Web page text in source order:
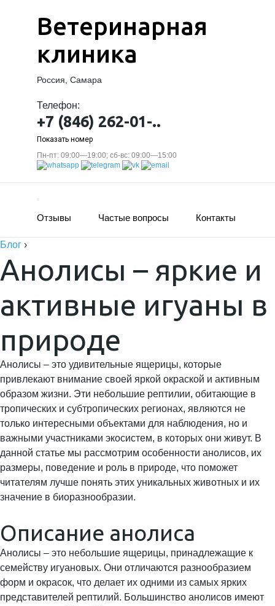
Ветеринарная
клиника
Россия, Самара
Телефон:
+7 (846) 262-01-..
Показать номер
Пн-пт: 09:00—19:00; сб-вс: 09:00—15:00
Отзывы Частые вопросы Контакты
Блог ›
Анолисы – яркие и
активные игуаны в
природе
Анолисы – это удивительные ящерицы, которые
привлекают внимание своей яркой окраской и активным
образом жизни. Эти небольшие рептилии, обитающие в
тропических и субтропических регионах, являются не
только интересными объектами для наблюдения, но и
важными участниками экосистем, в которых они живут. В
данной статье мы рассмотрим особенности анолисов, их
размеры, поведение и роль в природе, что поможет
читателям лучше понять этих уникальных животных и их
значение в биоразнообразии.
Описание анолиса
Анолисы – это небольшие ящерицы, принадлежащие к
семейству игуановых. Они отличаются разнообразием
форм и окрасок, что делает их одними из самых ярких
представителей рептилий. Большинство анолисов имеют